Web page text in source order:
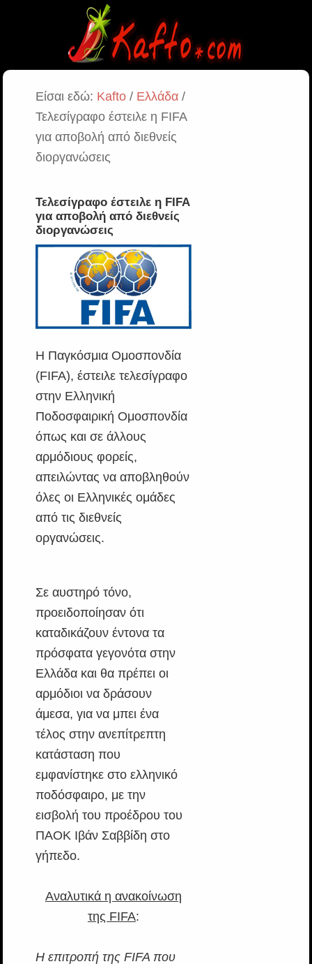
Είσαι εδώ: Kafto/ Ελλάδα/
Τελεσίγραφο έστειλε η FIFA
για αποβολή από διεθνείς
διοργανώσεις
Τελεσίγραφο έστειλε η FIFA
για αποβολή από διεθνείς
διοργανώσεις
Η Παγκόσμια Ομοσπονδία
(FIFA), έστειλε τελεσίγραφο
στην Ελληνική
Ποδοσφαιρική Ομοσπονδία
όπως και σε άλλους
αρμόδιους φορείς,
απειλώντας να αποβληθούν
όλες οι Ελληνικές ομάδες
από τις διεθνείς
οργανώσεις.
Σε αυστηρό τόνο,
προειδοποίησαν ότι
καταδικάζουν έντονα τα
πρόσφατα γεγονότα στην
Ελλάδα και θα πρέπει οι
αρμόδιοι να δράσουν
άμεσα, για να μπει ένα
τέλος στην ανεπίτρεπτη
κατάσταση που
εμφανίστηκε στο ελληνικό
ποδόσφαιρο, με την
εισβολή του προέδρου του
ΠΑΟΚ Ιβάν Σαββίδη στο
γήπεδο.
Αναλυτικά η ανακοίνωση
της FIFA:
H επιτροπή της FIFA που